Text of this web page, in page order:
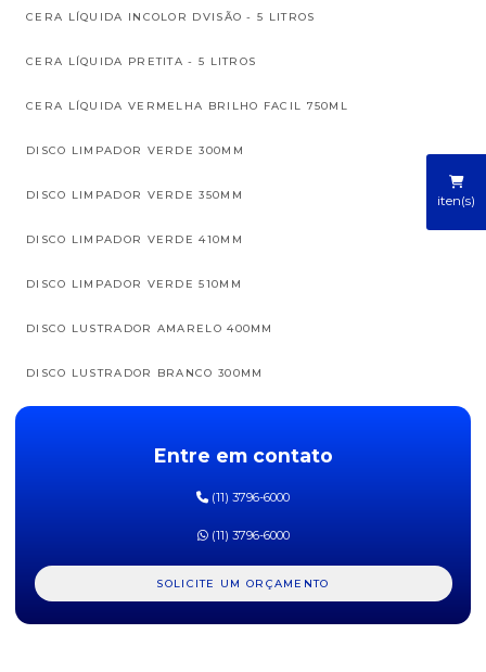
iten(s)
CERA LÍQUIDA INCOLOR DVISÃO - 5 LITROS
CERA LÍQUIDA PRETITA - 5 LITROS
CERA LÍQUIDA VERMELHA BRILHO FACIL 750ML
DISCO LIMPADOR VERDE 300MM
DISCO LIMPADOR VERDE 350MM
DISCO LIMPADOR VERDE 410MM
DISCO LIMPADOR VERDE 510MM
DISCO LUSTRADOR AMARELO 400MM
DISCO LUSTRADOR BRANCO 300MM
DISCO LUSTRADOR BRANCO 410MM
DISCO LUSTRADOR BRANCO 440MM
DISCO LUSTRADOR CHAMPAGNE 440MM
Entre em contato
(11) 3796-6000
(11) 3796-6000
SOLICITE UM ORÇAMENTO